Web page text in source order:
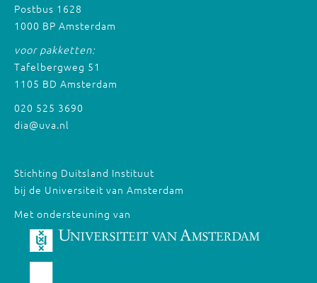
Postbus 1628
1000 BP Amsterdam
voor pakketten:
Tafelbergweg 51
1105 BD Amsterdam
020 525 3690
dia@uva.nl
Stichting Duitsland Instituut
bij de Universiteit van Amsterdam
Met ondersteuning van